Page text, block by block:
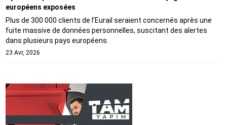
européens exposées
Plus de 300 000 clients de l’Eurail seraient concernés après une
fuite massive de données personnelles, suscitant des alertes
dans plusieurs pays européens.
23 Avr, 2026